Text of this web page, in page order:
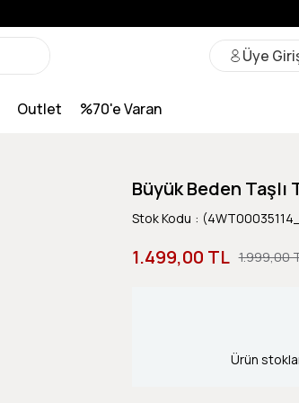
Üye
Outlet %70'e Varan
Büyük Beden Taşlı
Stok Kodu
1.999,00
1.499,00 TL
Ürün